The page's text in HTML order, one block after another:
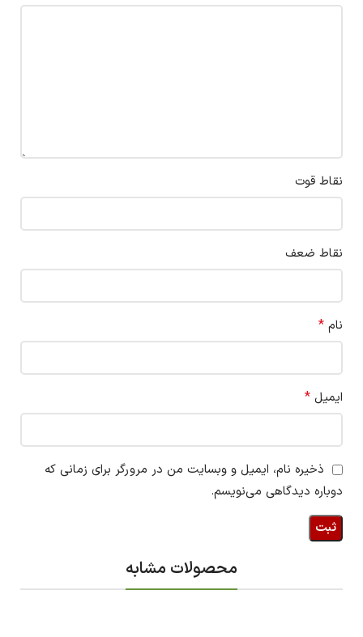
نقاط قوت
نقاط ضعف
نام *
ایمیل *
ذخیره نام، ایمیل و وبسایت من در مرورگر برای زمانی که
دوباره دیدگاهی می‌نویسم.
محصولات مشابه